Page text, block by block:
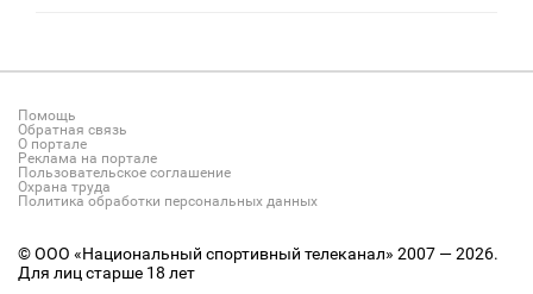
Помощь
Обратная связь
О портале
Реклама на портале
Пользовательское соглашение
Охрана труда
Политика обработки персональных данных
© ООО «Национальный спортивный телеканал» 2007 — 2026.
Для лиц старше 18 лет